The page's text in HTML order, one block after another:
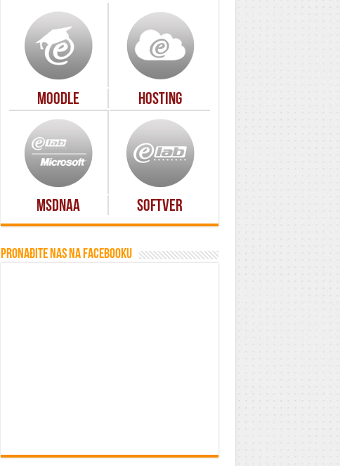
Moodle Hosting
MSDNAA Softver
Pronađite nas na Facebooku